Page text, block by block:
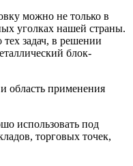
можно не только в
уголках нашей страны.
задач, в решении
блок-
область применения
использовать под
торговых точек,